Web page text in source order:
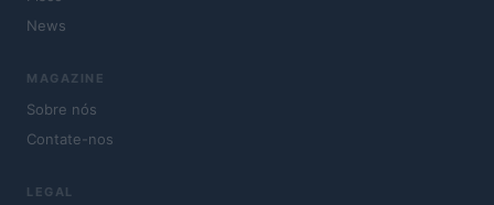
News
MAGAZINE
Sobre nós
Contate-nos
LEGAL